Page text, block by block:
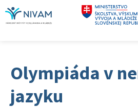
Olympiáda v
jazyku